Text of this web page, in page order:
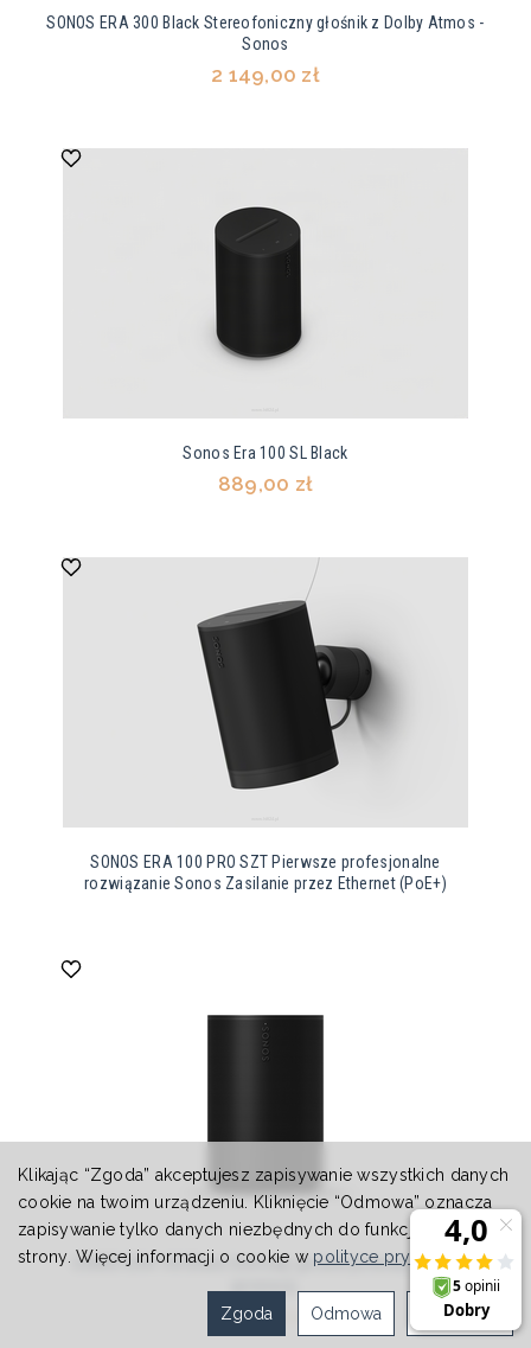
SONOS ERA 300 Black Stereofoniczny głośnik z Dolby Atmos -
Sonos
2 149,00 zł
Sonos Era 100 SL Black
889,00 zł
SONOS ERA 100 PRO SZT Pierwsze profesjonalne
rozwiązanie Sonos Zasilanie przez Ethernet (PoE+)
SONOS ERA 100 Black Domowy głośnik półkowy nowej
999,00 zł
Klikając “Zgoda” akceptujesz zapisywanie wszystkich danych
cookie na twoim urządzeniu. Kliknięcie “Odmowa” oznacza
zapisywanie tylko danych niezbędnych do funkcjonowania
strony. Więcej informacji o cookie w polityce prywatności.
Ustawienia
Odmowa
Zgoda